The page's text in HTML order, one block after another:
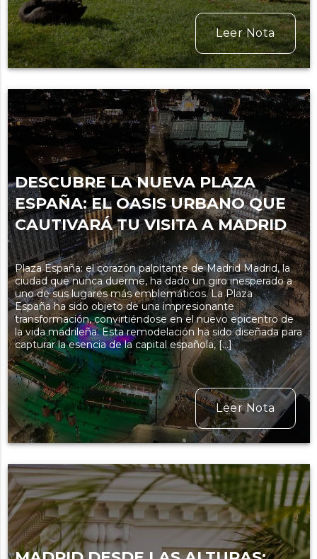
Leer Nota
DESCUBRE LA NUEVA PLAZA
ESPAÑA: EL OASIS URBANO QUE
CAUTIVARÁ TU VISITA A MADRID
Plaza España: el corazón palpitante de Madrid Madrid, la
ciudad que nunca duerme, ha dado un giro inesperado a
uno de sus lugares más emblemáticos. La Plaza
España ha sido objeto de una impresionante
transformación, convirtiéndose en el nuevo epicentro de
la vida madrileña. Esta remodelación ha sido diseñada para
capturar la esencia de la capital española, […]
Leer Nota